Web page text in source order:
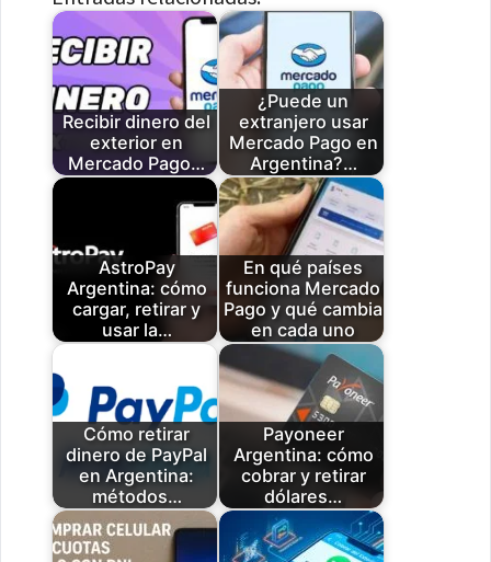
Recibir dinero del
exterior en
Mercado Pago…
¿Puede un
extranjero usar
Mercado Pago en
Argentina?…
AstroPay
Argentina: cómo
cargar, retirar y
usar la…
En qué países
funciona Mercado
Pago y qué cambia
en cada uno
Cómo retirar
dinero de PayPal
en Argentina:
métodos…
Payoneer
Argentina: cómo
cobrar y retirar
dólares…